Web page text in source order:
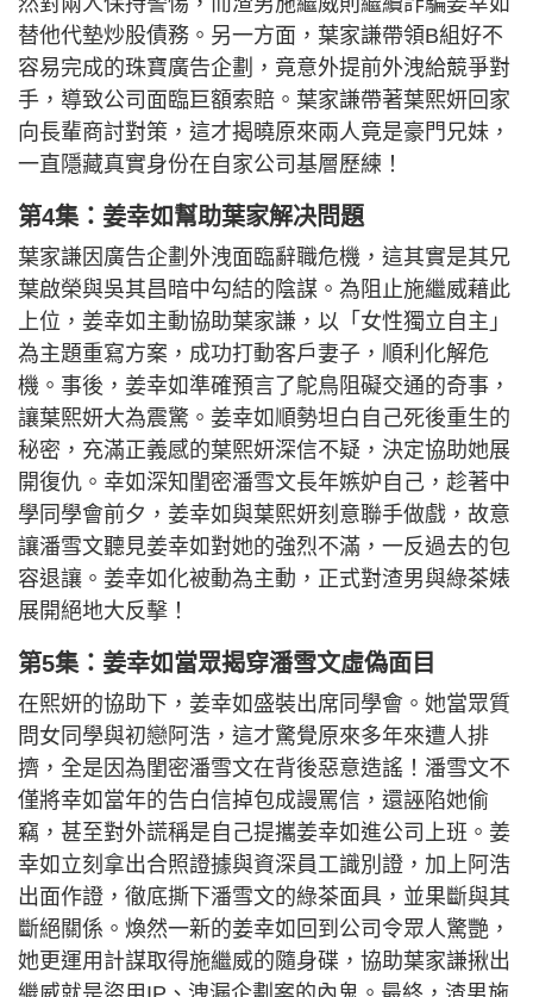
替他代墊炒股債務。另一方面，葉家謙帶領B組好不
容易完成的珠寶廣告企劃，竟意外提前外洩給競爭對
手，導致公司面臨巨額索賠。葉家謙帶著葉熙妍回家
向長輩商討對策，這才揭曉原來兩人竟是豪門兄妹，
一直隱藏真實身份在自家公司基層歷練！
第4集：姜幸如幫助葉家解决問題
葉家謙因廣告企劃外洩面臨辭職危機，這其實是其兄
葉啟榮與吳其昌暗中勾結的陰謀。為阻止施繼威藉此
上位，姜幸如主動協助葉家謙，以「女性獨立自主」
為主題重寫方案，成功打動客戶妻子，順利化解危
機。事後，姜幸如準確預言了鴕鳥阻礙交通的奇事，
讓葉熙妍大為震驚。姜幸如順勢坦白自己死後重生的
秘密，充滿正義感的葉熙妍深信不疑，決定協助她展
開復仇。幸如深知閨密潘雪文長年嫉妒自己，趁著中
學同學會前夕，姜幸如與葉熙妍刻意聯手做戲，故意
讓潘雪文聽見姜幸如對她的強烈不滿，一反過去的包
容退讓。姜幸如化被動為主動，正式對渣男與綠茶婊
展開絕地大反擊！
第5集：姜幸如當眾揭穿潘雪文虛偽面目
在熙妍的協助下，姜幸如盛裝出席同學會。她當眾質
問女同學與初戀阿浩，這才驚覺原來多年來遭人排
擠，全是因為閨密潘雪文在背後惡意造謠！潘雪文不
僅將幸如當年的告白信掉包成謾罵信，還誣陷她偷
竊，甚至對外謊稱是自己提攜姜幸如進公司上班。姜
幸如立刻拿出合照證據與資深員工識別證，加上阿浩
出面作證，徹底撕下潘雪文的綠茶面具，並果斷與其
斷絕關係。煥然一新的姜幸如回到公司令眾人驚艷，
她更運用計謀取得施繼威的隨身碟，協助葉家謙揪出